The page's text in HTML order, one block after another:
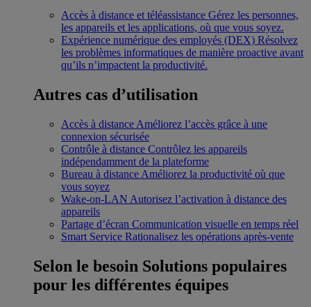
Accès à distance et téléassistance Gérez les personnes,
les appareils et les applications, où que vous soyez.
Expérience numérique des employés (DEX) Résolvez
les problèmes informatiques de manière proactive avant
qu’ils n’impactent la productivité.
Autres cas d’utilisation
Accès à distance Améliorez l’accès grâce à une
connexion sécurisée
Contrôle à distance Contrôlez les appareils
indépendamment de la plateforme
Bureau à distance Améliorez la productivité où que
vous soyez
Wake-on-LAN Autorisez l’activation à distance des
appareils
Partage d’écran Communication visuelle en temps réel
Smart Service Rationalisez les opérations après-vente
Selon le besoin Solutions populaires
pour les différentes équipes